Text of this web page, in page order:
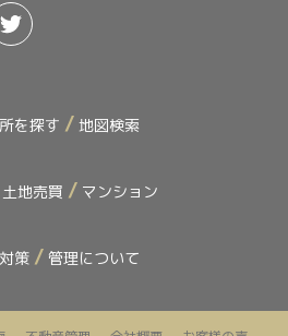
を探す
地図検索
土地売買
マンション
策 管理について